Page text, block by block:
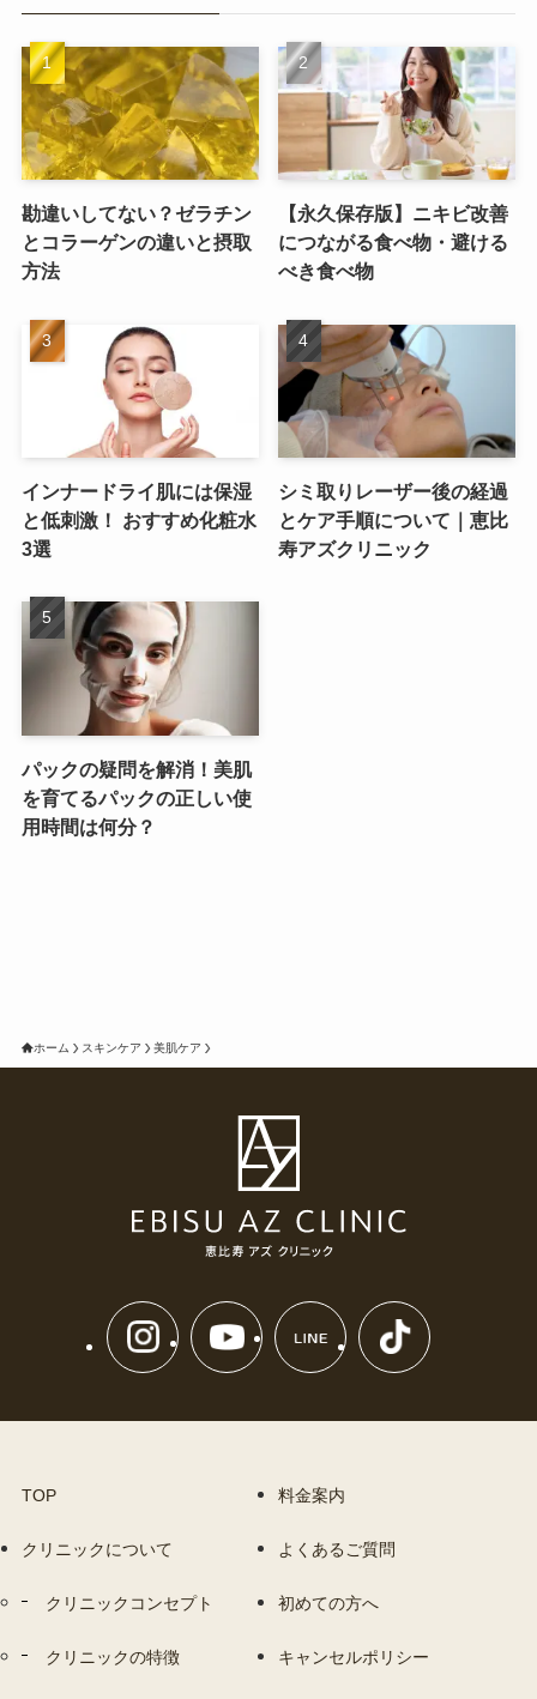
勘違いしてない？ゼラチン
とコラーゲンの違いと摂取
方法
【永久保存版】ニキビ改善
につながる食べ物・避ける
べき食べ物
インナードライ肌には保湿
と低刺激！ おすすめ化粧水
3選
シミ取りレーザー後の経過
とケア手順について｜恵比
寿アズクリニック
パックの疑問を解消！美肌
を育てるパックの正しい使
用時間は何分？
ホーム スキンケア 美肌ケア
TOP
クリニックについて
クリニックコンセプト
クリニックの特徴
料金案内
よくあるご質問
初めての方へ
キャンセルポリシー